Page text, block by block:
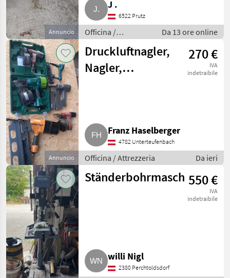
Marketplace
rivenditori
Annunci
Annuncio
J .
6522 Prutz
Officina /
Attrezzeria
Da 13 ore online
Annuncio
Druckluftnagler,
Nagler,
270 €
IVA
indetraibile
Franz Haselberger
4782 Unterteufenbach
Officina / Attrezzeria Da ieri
Ständerbohrmaschine550 €
IVA
indetraibile
willi Nigl
2380 Perchtoldsdorf